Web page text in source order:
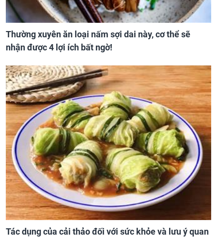
Thường xuyên ăn loại nấm sợi dai này, cơ thể sẽ
nhận được 4 lợi ích bất ngờ!
Tác dụng của cải thảo đối với sức khỏe và lưu ý quan